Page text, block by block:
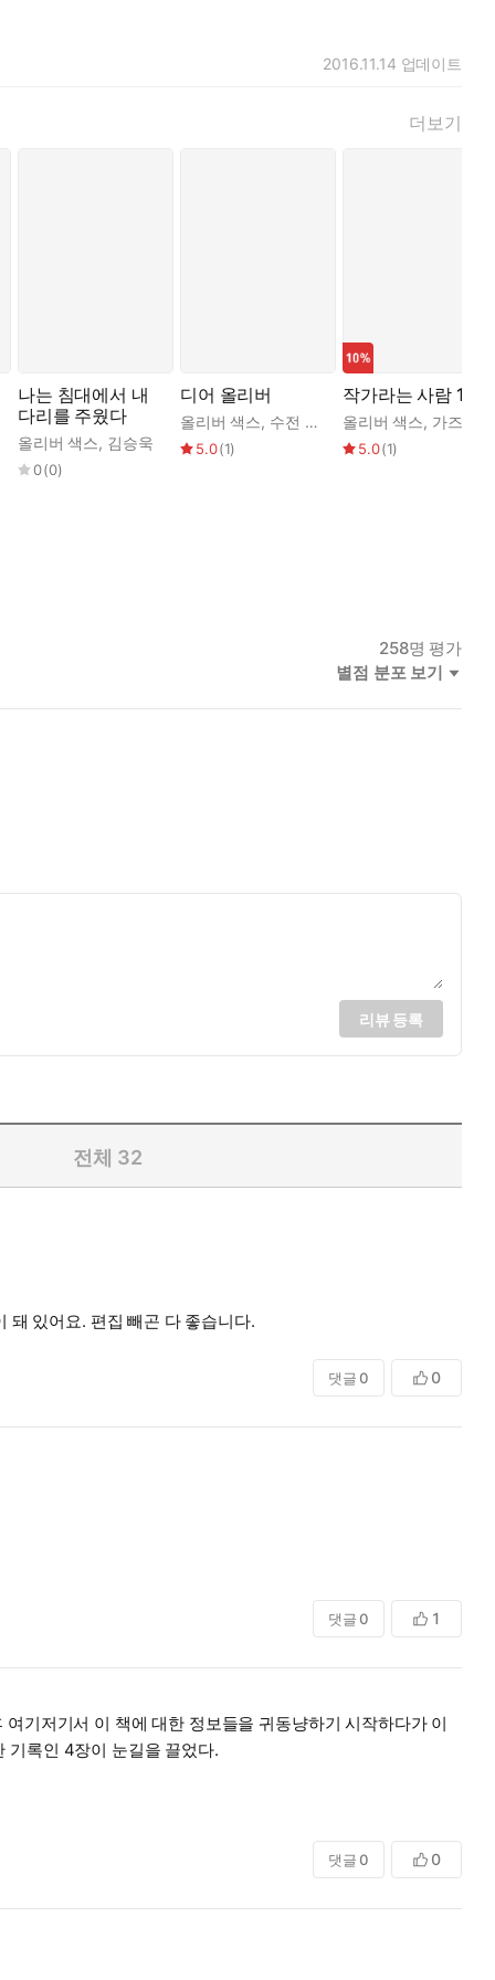
2016.11.14 업데이트
더보기
나는 침대에서 내
다리를 주웠다
올리버 색스, 김승욱
0(0)
디어 올리버
올리버 색스, 수전 배리 김하현
5.0(1)
작가라는 사람 1권
올리버 색스, 가즈오 이시구로
5.0(1)
258명 평가
별점 분포 보기
리뷰 등록
전체 32
돼 있어요. 편집 빼곤 다 좋습니다.
댓글 0 0
댓글 0 1
기저기서 이 책에 대한 정보들을 귀동냥하기 시작하다가 이
기록인 4장이 눈길을 끌었다.
고, 그들의 정제된 세계와 더불어 살아야 한다.”
댓글 0 0